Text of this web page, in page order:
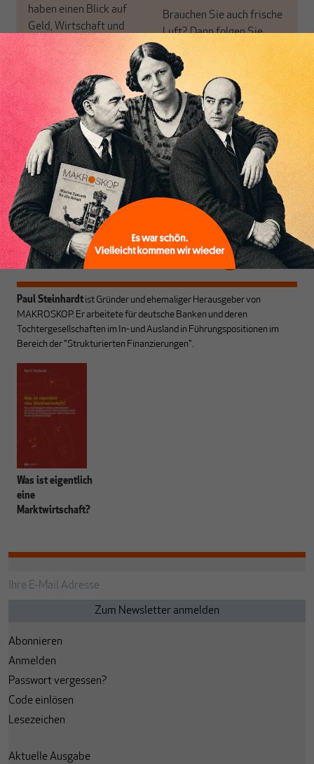
haben einen Blick auf
Geld, Wirtschaft und
Politik, den Sie so
woanders nicht finden.
Dabei leben wir von
unseren Autoren, ihren
Recherchen, ihrem Wissen
und ihrem Enthusiasmus.
Gemeinsam scheren wir
aus den schmaler
werdenden Leitplanken
des Denkens aus.
Brauchen Sie auch frische
Luft? Dann folgen Sie
einfach dem Button.
ABONNIEREN SIE
MAKROSKOP
Schon Abonnent? Dann
hiereinloggen!
Paul Steinhardt ist Gründer und ehemaliger Herausgeber von
MAKROSKOP. Er arbeitete für deutsche Banken und deren
Tochtergesellschaften im In- und Ausland in Führungspositionen im
Bereich der "Strukturierten Finanzierungen".
Was ist eigentlich
eine
Marktwirtschaft?
Abonnieren
Anmelden
Passwort vergessen?
Code einlösen
Lesezeichen
Aktuelle Ausgabe